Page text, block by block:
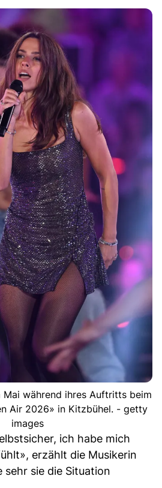
Mai während ihres Auftritts beim
Air 2026» in Kitzbühel. - getty
images
ich habe mich
erzählt die Musikerin
sie die Situation